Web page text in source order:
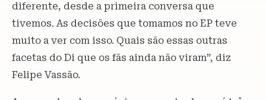
diferente, desde a primeira conversa que
tivemos. As decisões que tomamos no EP teve
muito a ver com isso. Quais são essas outras
facetas do Di que os fãs ainda não viram”, diz
Felipe Vassão.